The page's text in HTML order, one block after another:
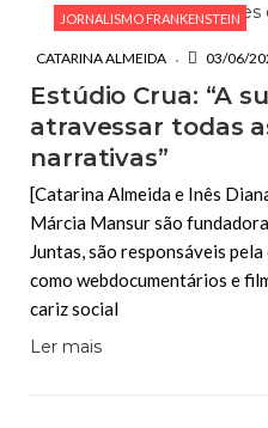
JORNALISMO FRANKENSTEIN
CATARINA ALMEIDA 03/06/
Estúdio Crua: “A
atravessar todas
narrativas”
[Catarina Almeida e Inês
Márcia Mansur são
Juntas, são responsáveis
como webdocumentários e
cariz social
Ler mais